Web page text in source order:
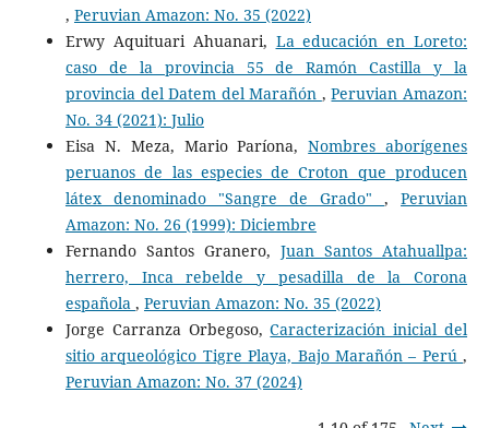
, Peruvian Amazon: No. 35 (2022)
Erwy Aquituari Ahuanari, La educación en Loreto:
caso de la provincia 55 de Ramón Castilla y la
provincia del Datem del Marañón ,Peruvian Amazon:
No. 34 (2021): Julio
Eisa N. Meza, Mario Paríona,Nombres aborígenes
peruanos de las especies de Croton que producen
látex denominado "Sangre de Grado",Peruvian
Amazon: No. 26 (1999): Diciembre
Fernando Santos Granero,Juan Santos Atahuallpa:
herrero, Inca rebelde y pesadilla de la Corona
española , Peruvian Amazon: No. 35 (2022)
Jorge Carranza Orbegoso,Caracterización inicial del
sitio arqueológico Tigre Playa, Bajo Marañón – Perú,
Peruvian Amazon: No. 37 (2024)